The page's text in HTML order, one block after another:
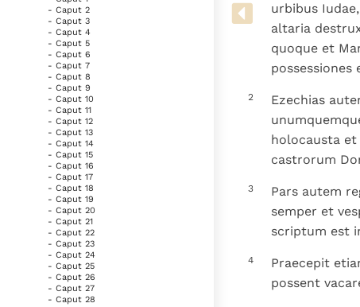
Denzinger Gebruiksvoorwaarden
- Caput 2
- Caput 3
- Caput 4
- Caput 5
- Caput 6
- Caput 7
- Caput 8
- Caput 9
- Caput 10
- Caput 11
- Caput 12
- Caput 13
- Caput 14
- Caput 15
- Caput 16
- Caput 17
- Caput 18
- Caput 19
- Caput 20
- Caput 21
- Caput 22
- Caput 23
- Caput 24
- Caput 25
- Caput 26
- Caput 27
- Caput 28
urbibus
altaria
quoque et
possessiones
2
Ezechias
holocausta
castrorum
3
Pars autem
semper et
scriptum est
4
Praecepit
possent